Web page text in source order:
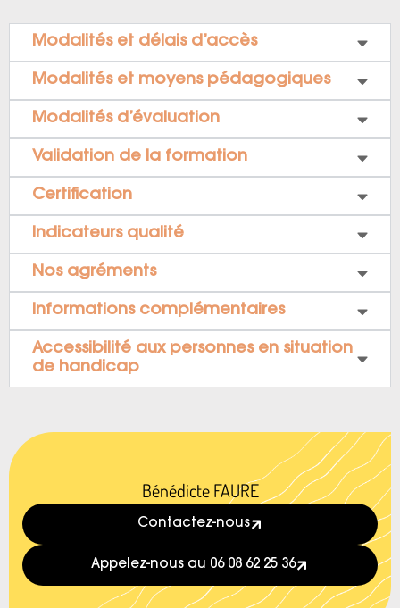
Modalités et délais d’accès
Modalités et moyens pédagogiques
Modalités d’évaluation
Validation de la formation
Certification
Indicateurs qualité
Nos agréments
Informations complémentaires
Accessibilité aux personnes en situation
de handicap
Bénédicte FAURE
Contactez-nous
Appelez-nous au 06 08 62 25 36